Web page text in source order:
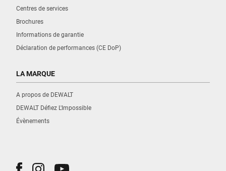
Centres de services
Brochures
Informations de garantie
Déclaration de performances (CE DoP)
LA MARQUE
A propos de DEWALT
DEWALT Défiez L'Impossible
Évènements